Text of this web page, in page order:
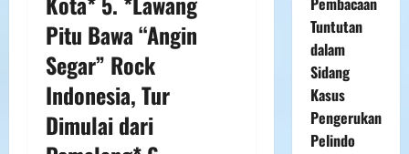
Pitu Bawa “Angin
Segar” Rock
Indonesia, Tur
Dimulai dari
Tuntutan
dalam
Sidang
Kasus
Pengerukan
Pelindo